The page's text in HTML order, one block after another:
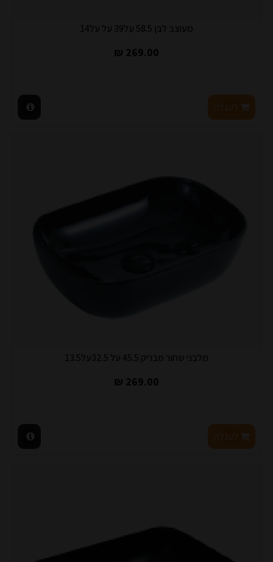
מעוצב לבן 58.5 על39 על על14
269.00 ₪
לעגלה
מלבני שחור מבריק 45.5 על 32.5על13.5
269.00 ₪
לעגלה